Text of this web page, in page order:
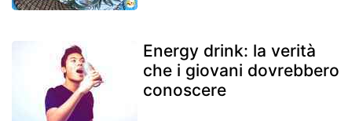
Energy drink: la verità
che i giovani dovrebbero
conoscere